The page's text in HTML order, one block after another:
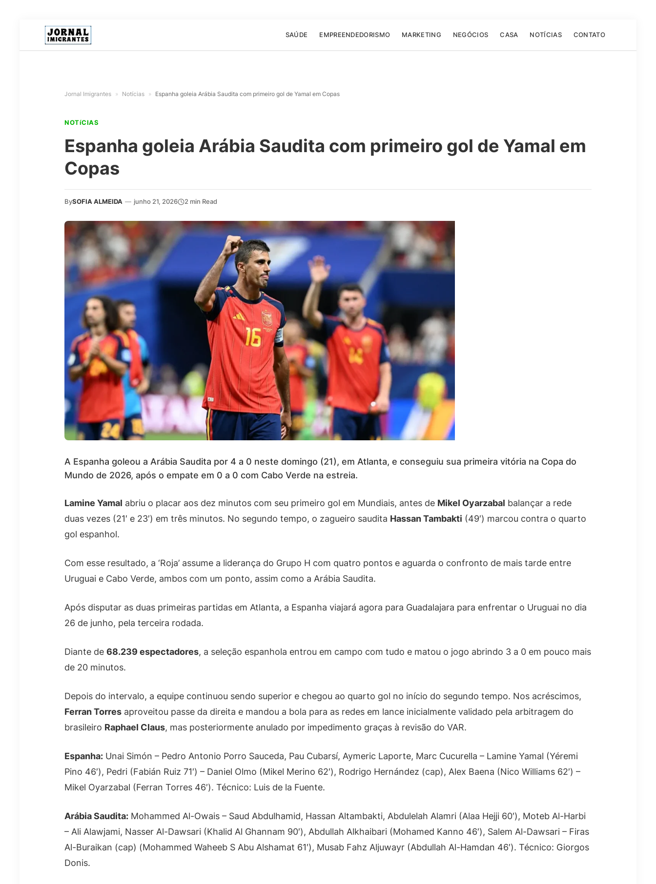
SAÚDE EMPREENDEDORISMO MARKETING NEGÓCIOS CASA NOTÍCIAS CONTATO
Jornal Imigrantes » Notícias » Espanha goleia Arábia Saudita com primeiro gol de Yamal em Copas
NOTíCIAS
Espanha goleia Arábia Saudita com primeiro gol de Yamal em
Copas
BySOFIA ALMEIDA — junho 21, 2026 2 min Read
A Espanha goleou a Arábia Saudita por 4 a 0 neste domingo (21), em Atlanta, e conseguiu sua primeira vitória na Copa do
Mundo de 2026, após o empate em 0 a 0 com Cabo Verde na estreia.
Lamine Yamal abriu o placar aos dez minutos com seu primeiro gol em Mundiais, antes de Mikel Oyarzabal balançar a rede
duas vezes (21′ e 23′) em três minutos. No segundo tempo, o zagueiro saudita Hassan Tambakti (49′) marcou contra o quarto
gol espanhol.
Com esse resultado, a ‘Roja’ assume a liderança do Grupo H com quatro pontos e aguarda o confronto de mais tarde entre
Uruguai e Cabo Verde, ambos com um ponto, assim como a Arábia Saudita.
Após disputar as duas primeiras partidas em Atlanta, a Espanha viajará agora para Guadalajara para enfrentar o Uruguai no dia
26 de junho, pela terceira rodada.
Diante de 68.239 espectadores, a seleção espanhola entrou em campo com tudo e matou o jogo abrindo 3 a 0 em pouco mais
de 20 minutos.
Depois do intervalo, a equipe continuou sendo superior e chegou ao quarto gol no início do segundo tempo. Nos acréscimos,
Ferran Torres aproveitou passe da direita e mandou a bola para as redes em lance inicialmente validado pela arbitragem do
brasileiro Raphael Claus, mas posteriormente anulado por impedimento graças à revisão do VAR.
Espanha: Unai Simón – Pedro Antonio Porro Sauceda, Pau Cubarsí, Aymeric Laporte, Marc Cucurella – Lamine Yamal (Yéremi
Pino 46′), Pedri (Fabián Ruiz 71′) – Daniel Olmo (Mikel Merino 62′), Rodrigo Hernández (cap), Alex Baena (Nico Williams 62′) –
Mikel Oyarzabal (Ferran Torres 46′). Técnico: Luis de la Fuente.
Arábia Saudita: Mohammed Al-Owais – Saud Abdulhamid, Hassan Altambakti, Abdulelah Alamri (Alaa Hejji 60′), Moteb Al-Harbi
– Ali Alawjami, Nasser Al-Dawsari (Khalid Al Ghannam 90′), Abdullah Alkhaibari (Mohamed Kanno 46′), Salem Al-Dawsari – Firas
Al-Buraikan (cap) (Mohammed Waheeb S Abu Alshamat 61′), Musab Fahz Aljuwayr (Abdullah Al-Hamdan 46′). Técnico: Giorgos
Donis.